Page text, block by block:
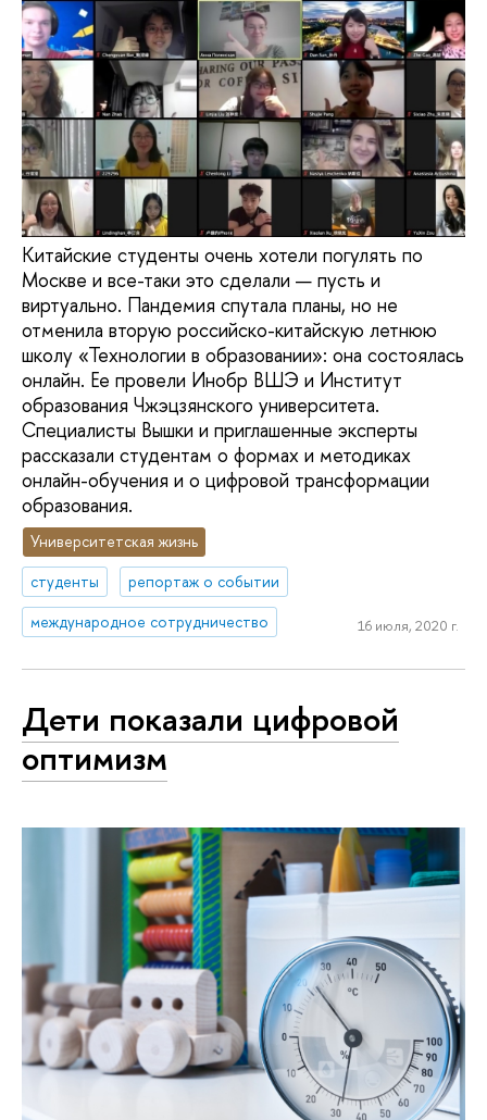
Китайские студенты очень хотели погулять по
Москве и все-таки это сделали — пусть и
виртуально. Пандемия спутала планы, но не
отменила вторую российско-китайскую летнюю
школу «Технологии в образовании»: она состоялась
онлайн. Ее провели Инобр ВШЭ и Институт
образования Чжэцзянского университета.
Специалисты Вышки и приглашенные эксперты
рассказали студентам о формах и методиках
онлайн-обучения и о цифровой трансформации
образования.
Университетская жизнь
студенты
репортаж о событии
международное сотрудничество
16 июля, 2020 г.
Дети показали цифровой
оптимизм